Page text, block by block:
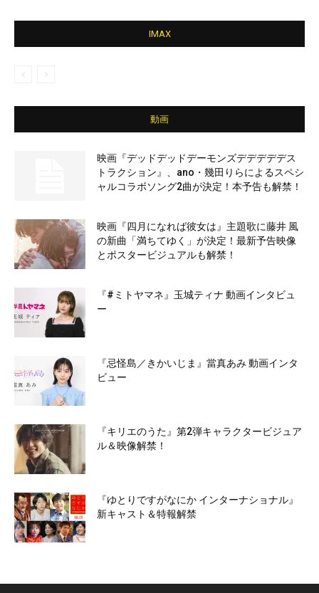
IMAX
動画
映画『デッドデッドデーモンズデデデデデス
トラクション』、ano・幾田りらによるスペシ
ャルコラボソング2曲が決定！本予告も解禁！
映画『四月になれば彼女は』主題歌に藤井 風
の新曲「満ちてゆく」が決定！最新予告映像
とポスタービジュアルも解禁！
『#ミトヤマネ』玉城ティナ 動画インタビュ
ー
『忌怪島／きかいじま』當真あみ 動画インタ
ビュー
『キリエのうた』第2弾キャラクタービジュア
ル＆映像解禁！
『ゆとりですがなにか インターナショナル』
新キャスト＆特報解禁